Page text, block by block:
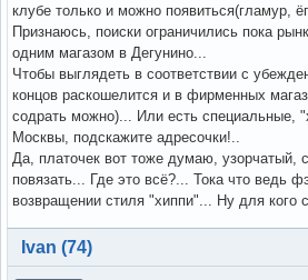
клубе только и можно появиться(гламур,
Признаюсь, поиски ограничились пока
одним магазом в Дегунино...
Чтобы выглядеть в соответствии с
концов раскошелится и в фирменных
содрать можно)... Или есть специальные,
Москвы, подскажите адресочки!..
Да, платочек вот тоже думаю, узорчатый,
повязать... Где это всё?... Тока что ведь
возвращении стиля "хиппи"... Ну для кого
Вне форума
Ivan (74)